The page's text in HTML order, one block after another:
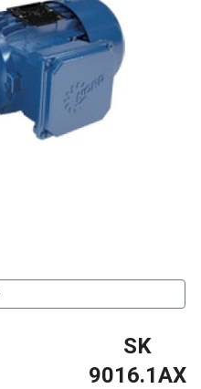
SK
9016.1AX